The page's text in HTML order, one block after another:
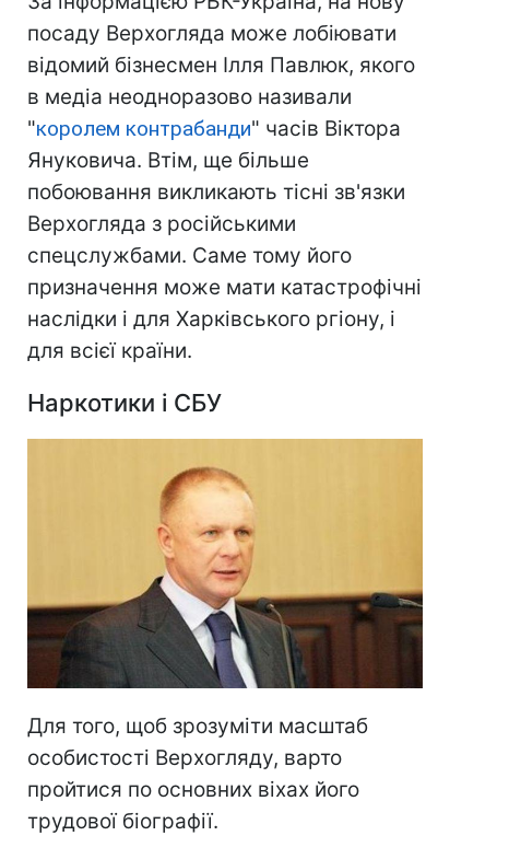
посаду Верхогляда може лобіювати
відомий бізнесмен Ілля Павлюк, якого
в медіа неодноразово називали
"королем контрабанди" часів Віктора
Януковича. Втім, ще більше
побоювання викликають тісні зв'язки
Верхогляда з російськими
спецслужбами. Саме тому його
призначення може мати катастрофічні
наслідки і для Харківського ргіону, і
для всієї країни.
Наркотики і СБУ
Для того, щоб зрозуміти масштаб
особистості Верхогляду, варто
пройтися по основних віхах його
трудової біографії.